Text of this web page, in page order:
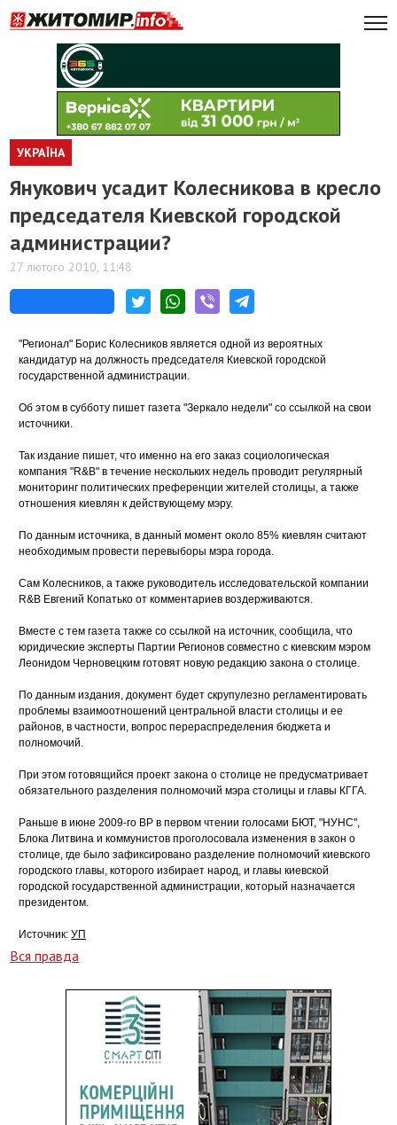
УКРАЇНА
Янукович усадит Колесникова в кресло
председателя Киевской городской
администрации?
27 лютого 2010, 11:48
"Регионал" Борис Колесников является одной из вероятных
кандидатур на должность председателя Киевской городской
государственной администрации.
Об этом в субботу пишет газета "Зеркало недели" со ссылкой на свои
источники.
Так издание пишет, что именно на его заказ социологическая
компания "R&B" в течение нескольких недель проводит регулярный
мониторинг политических преференции жителей столицы, а также
отношения киевлян к действующему мэру.
По данным источника, в данный момент около 85% киевлян считают
необходимым провести перевыборы мэра города.
Сам Колесников, а также руководитель исследовательской компании
R&B Евгений Копатько от комментариев воздерживаются.
Вместе с тем газета также со ссылкой на источник, сообщила, что
юридические эксперты Партии Регионов совместно с киевским мэром
Леонидом Черновецким готовят новую редакцию закона о столице.
По данным издания, документ будет скрупулезно регламентировать
проблемы взаимоотношений центральной власти столицы и ее
районов, в частности, вопрос перераспределения бюджета и
полномочий.
При этом готовящийся проект закона о столице не предусматривает
обязательного разделения полномочий мэра столицы и главы КГГА.
Раньше в июне 2009-го ВР в первом чтении голосами БЮТ, "НУНС",
Блока Литвина и коммунистов проголосовала изменения в закон о
столице, где было зафиксировано разделение полномочий киевского
городского главы, которого избирает народ, и главы киевской
городской государственной администрации, который назначается
президентом.
Источник:УП
Вся правда